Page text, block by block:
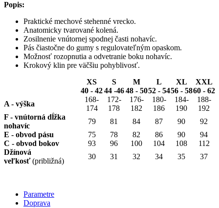
Popis:
Praktické mechové stehenné vrecko.
Anatomicky tvarované kolená.
Zosilnenie vnútornej spodnej časti nohavíc.
Pás čiastočne do gumy s regulovateľným opaskom.
Možnosť rozopnutia a odvetranie boku nohavíc.
Krokový klin pre väčšiu pohyblivosť.
XS
40 - 42
S
44 -46
M
48 - 50
L
52 - 54
XL
56 - 58
XXL
60 - 62
A - výška
168-
174
172-
178
176-
182
180-
186
184-
190
188-
192
F - vnútorná dĺžka
nohavíc
79 81 84 87 90
92
E - obvod pásu
75 78 82 86 90
94
C - obvod bokov
93 96 100 104 108
112
Džínová
veľkosť(približná)
30 31 32 34 35 37
Parametre
Doprava